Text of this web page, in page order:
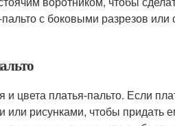
с боковыми разрезов
цвета платья-пальто. Если
или рисунками, чтобы придать